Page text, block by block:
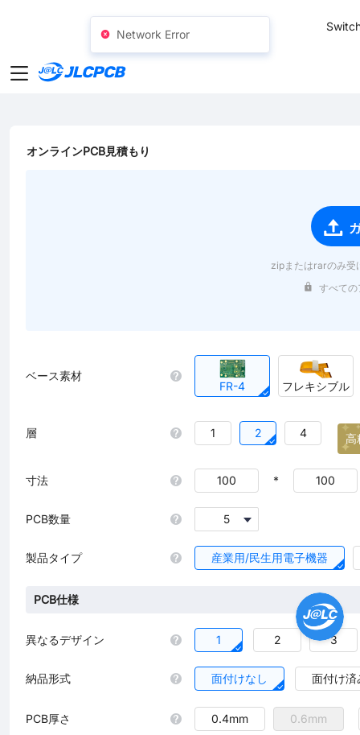
オンラインPCB見積もり
zipまたはrarのみ受
すべて
ベース素材
FR-4 フレキシブル
層 1 2 4 高
寸法 *
PCB数量 5
製品タイプ 産業用/民生用電子機器
PCB仕様
異なるデザイン 1 2 3
納品形式 面付けなし 面付け済
PCB厚さ 0.4mm 0.6mm
Network Error